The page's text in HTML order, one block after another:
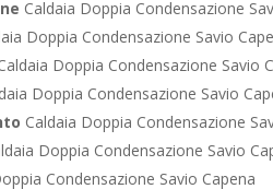
Caldaia Doppia Condensazione
Doppia Condensazione Savio
Doppia Condensazione Savio
Doppia Condensazione Savio
Caldaia Doppia Condensazione
Doppia Condensazione Savio
Condensazione Savio Capena